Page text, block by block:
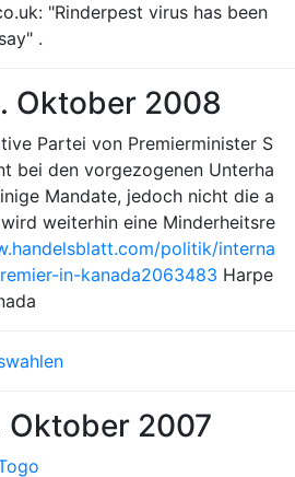
"Rinderpest virus has been
.
Oktober 2008
Partei von Premierminister S
bei den vorgezogenen Unterha
Mandate, jedoch nicht die a
weiterhin eine Minderheitsre
politik/interna
in-kanada2063483 Harpe
Oktober 2007